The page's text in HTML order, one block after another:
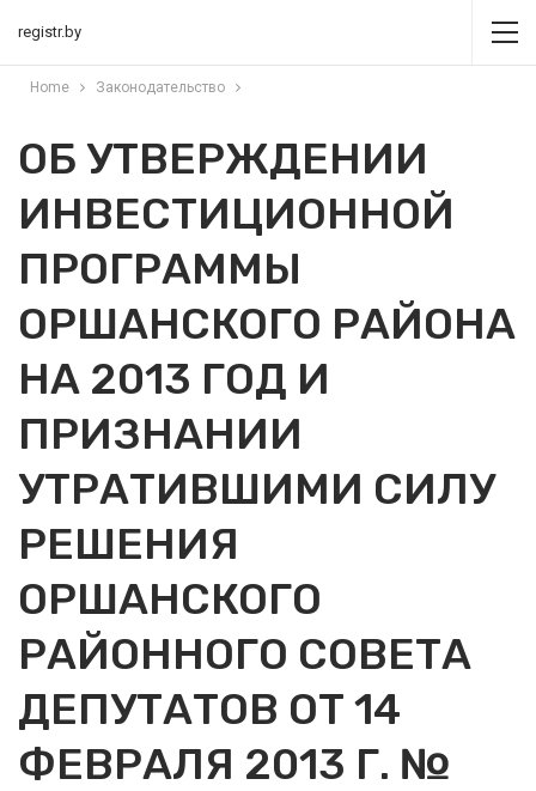
registr.by
Home Законодательство
ОБ УТВЕРЖДЕНИИ
ИНВЕСТИЦИОННОЙ
ПРОГРАММЫ
ОРШАНСКОГО РАЙОНА
НА 2013 ГОД И
ПРИЗНАНИИ
УТРАТИВШИМИ СИЛУ
РЕШЕНИЯ
ОРШАНСКОГО
РАЙОННОГО СОВЕТА
ДЕПУТАТОВ ОТ 14
ФЕВРАЛЯ 2013 Г. №